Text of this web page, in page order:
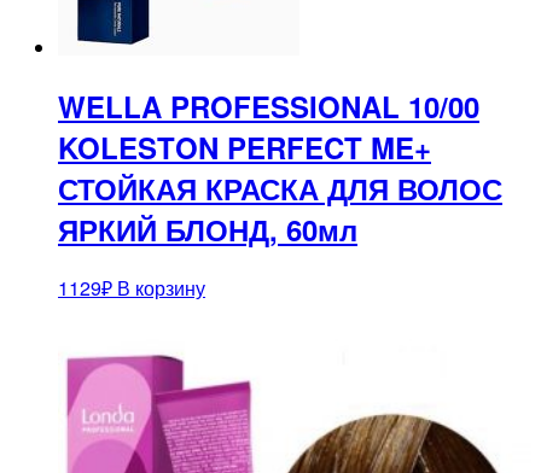
WELLA PROFESSIONAL 10/00
KOLESTON PERFECT ME+
СТОЙКАЯ КРАСКА ДЛЯ ВОЛОС
ЯРКИЙ БЛОНД, 60мл
1129₽ В корзину